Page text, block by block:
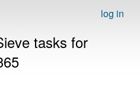
log in
tasks for